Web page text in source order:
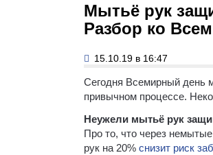
Мытьё рук
Разбор ко
15.10.19 в 16:47
Сегодня Всемирный день
привычном процессе.
Неужели мытьё рук
Про то, что через
рук на 20% снизит риск